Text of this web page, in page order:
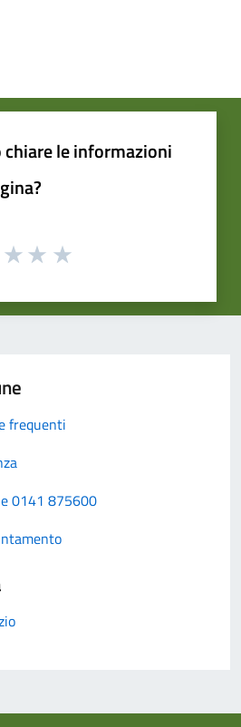
chiare le informazioni
frequenti
0141 875600